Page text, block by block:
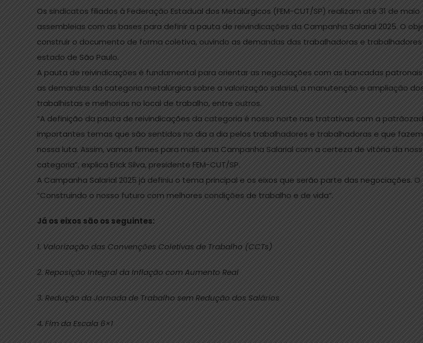
Os sindicatos filiados à Federação Estadual dos Metalúrgicos (FEM-CUT/SP) realizam até 31 de maio
assembleias com as bases para definir a pauta de reivindicações da Campanha Salarial 2025. O
construir o documento de forma coletiva, ouvindo as demandas das trabalhadoras e
estado de São Paulo.
A pauta de reivindicações é fundamental para orientar as negociações com as bancadas
as demandas da categoria metalúrgica sobre a valorização salarial, a manutenção e ampliação
trabalhistas e melhorias no local de trabalho, entre outros.
“A definição da pauta de reivindicações da categoria é nosso norte nas tratativas com a
importantes temas que são sentidos no dia a dia pelos trabalhadores e trabalhadoras e que
nossa luta. Assim, vamos firmes para mais uma Campanha Salarial com a certeza de vitória da
categoria”, explica Erick Silva, presidente FEM-CUT/SP.
A Campanha Salarial 2025 já definiu o tema principal e os eixos que serão parte das negociações.
“Construindo o nosso futuro com melhores condições de trabalho e de vida”.
Já os eixos são os seguintes:
1. Valorização das Convenções Coletivas de Trabalho (CCTs)
2. Reposição Integral da Inflação com Aumento Real
3. Redução da Jornada de Trabalho sem Redução dos Salários
4. Fim da Escala 6×1